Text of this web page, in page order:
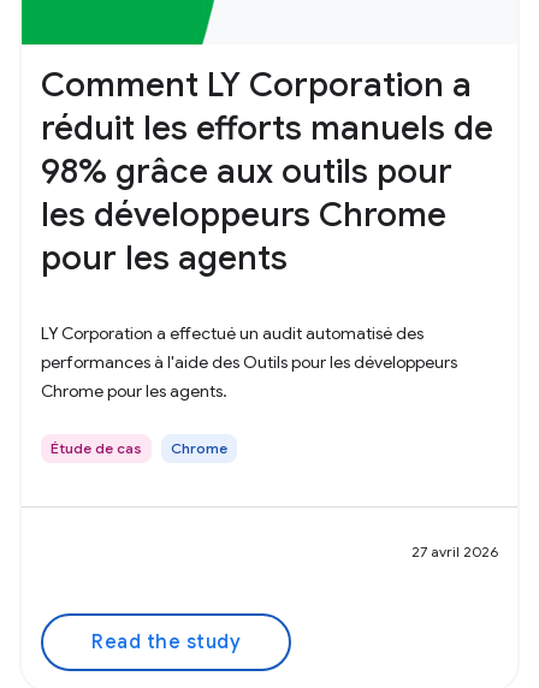
Comment LY Corporation a
réduit les efforts manuels de
98% grâce aux outils pour
les développeurs Chrome
pour les agents
LY Corporation a effectué un audit automatisé des
performances à l'aide des Outils pour les développeurs
Chrome pour les agents.
Étude de cas Chrome
27 avril 2026
Read the study